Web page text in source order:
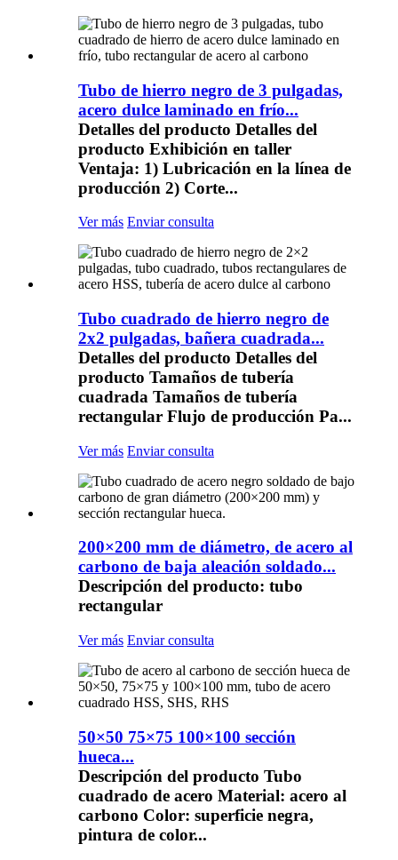
Tubo de hierro negro de 3 pulgadas,
acero dulce laminado en frío...
Detalles del producto Detalles del
producto Exhibición en taller
Ventaja: 1) Lubricación en la línea de
producción 2) Corte...
Ver más Enviar consulta
Tubo cuadrado de hierro negro de
2x2 pulgadas, bañera cuadrada...
Detalles del producto Detalles del
producto Tamaños de tubería
cuadrada Tamaños de tubería
rectangular Flujo de producción Pa...
Ver más Enviar consulta
200×200 mm de diámetro, de acero al
carbono de baja aleación soldado...
Descripción del producto: tubo
rectangular
Ver más Enviar consulta
50×50 75×75 100×100 sección
hueca...
Descripción del producto Tubo
cuadrado de acero Material: acero al
carbono Color: superficie negra,
pintura de color...